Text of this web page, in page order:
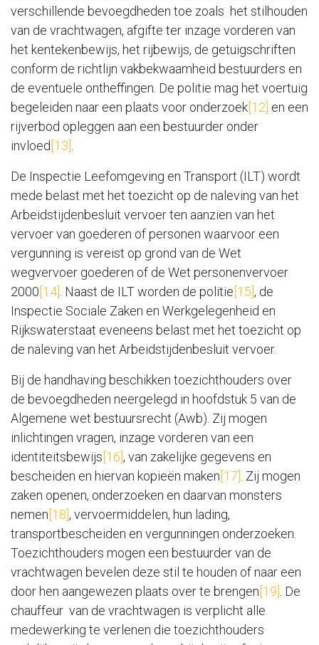
verschillende bevoegdheden toe zoals het stilhouden
van de vrachtwagen, afgifte ter inzage vorderen van
het kentekenbewijs, het rijbewijs, de getuigschriften
conform de richtlijn vakbekwaamheid bestuurders en
de eventuele ontheffingen. De politie mag het voertuig
begeleiden naar een plaats voor onderzoek [12] en een
rijverbod opleggen aan een bestuurder onder
invloed [13]
De Inspectie Leefomgeving en Transport (ILT) wordt
mede belast met het toezicht op de naleving van het
Arbeidstijdenbesluit vervoer ten aanzien van het
vervoer van goederen of personen waarvoor een
vergunning is vereist op grond van de Wet
wegvervoer goederen of de Wet personenvervoer
2000 [14] . Naast de ILT worden de politie [15] , de
Inspectie Sociale Zaken en Werkgelegenheid en
Rijkswaterstaat eveneens belast met het toezicht op
de naleving van het Arbeidstijdenbesluit vervoer.
Bij de handhaving beschikken toezichthouders over
de bevoegdheden neergelegd in hoofdstuk 5 van de
Algemene wet bestuursrecht (Awb). Zij mogen
inlichtingen vragen, inzage vorderen van een
identiteitsbewijs [16] , van zakelijke gegevens en
bescheiden en hiervan kopieën maken [17]
. Zij mogen
zaken openen, onderzoeken en daarvan monsters
nemen [18] , vervoermiddelen, hun lading,
transportbescheiden en vergunningen onderzoeken.
Toezichthouders mogen een bestuurder van de
vrachtwagen bevelen deze stil te houden of naar een
door hen aangewezen plaats over te brengen [19]
. De
chauffeur van de vrachtwagen is verplicht alle
medewerking te verlenen die toezichthouders